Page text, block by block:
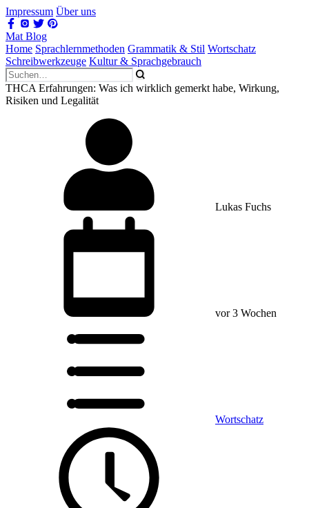
Impressum Über uns
Mat Blog
Home Sprachlernmethoden Grammatik & Stil Wortschatz
Schreibwerkzeuge Kultur & Sprachgebrauch
THCA Erfahrungen: Was ich wirklich gemerkt habe, Wirkung,
Risiken und Legalität
Lukas Fuchs
vor 3 Wochen
Wortschatz